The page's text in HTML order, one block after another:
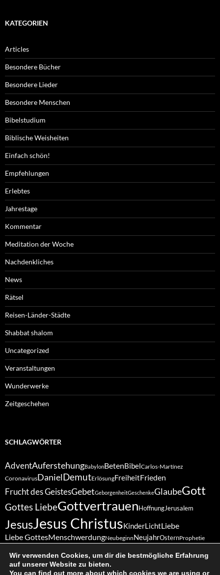
KATEGORIEN
Articles
Besondere Bücher
Besondere Lieder
Besondere Menschen
Bibelstudium
Biblische Weisheiten
Einfach schön!
Empfehlungen
Erlebtes
Jahrestage
Kommentar
Meditation der Woche
Nachdenkliches
News
Rätsel
Reisen-Länder-Städte
Shabbat shalom
Uncategorized
Veranstaltungen
Wunderwerke
Zeitgeschehen
SCHLAGWÖRTER
AdventAuferstehungBabylonBetenBibelCarlos-Martínez
CoronavirusDanielDemutErlösungFreiheitFrieden
Frucht des GeistesGebetGeborgenheitGeschenkeGlaubeGott
Gottes LiebeGottvertrauenHoffnungJerusalem
JesusJesus ChristusKinderLichtLiebe
Liebe GottesMenschwerdungNeubeginnNeujahrOsternProphetie
RuheRuhetag Sabbat SchöpfergottSchöpfungTreueVergebung
VertrauenWeihnachtenWunder
Wir verwenden Cookies, um dir die bestmögliche Erfahrung
auf unserer Website zu bieten.
You can find out more about which cookies we are using or